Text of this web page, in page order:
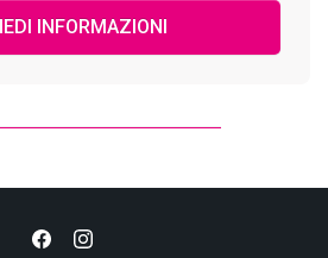
INFORMAZIONI